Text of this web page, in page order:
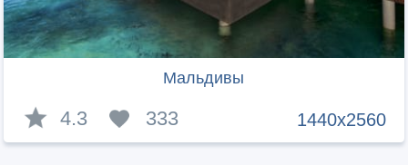
Мальдивы
1440x2560
4.3 333